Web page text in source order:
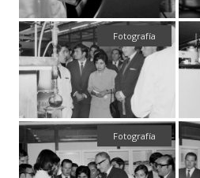
Fotografía
Fotografía